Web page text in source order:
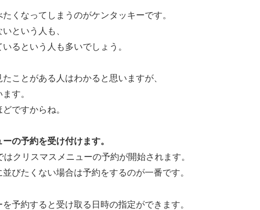
くなってしまうのがケンタッキーです。
という人も、
るという人も多いでしょう。
ことがある人はわかると思いますが、
す。
ですからね。
の予約を受け付けます。
クリスマスメニューの予約が開始されます。
びたくない場合は予約をするのが一番です。
予約すると受け取る日時の指定ができます。